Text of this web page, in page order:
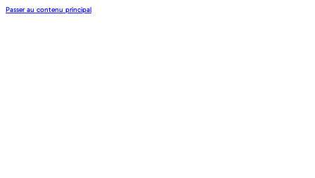
Passer au contenu principal